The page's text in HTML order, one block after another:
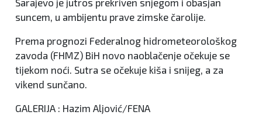
Sarajevo je jutros prekriven snjegom i obasjan
suncem, u ambijentu prave zimske čarolije.
Prema prognozi Federalnog hidrometeorološkog
zavoda (FHMZ) BiH novo naoblačenje očekuje se
tijekom noći. Sutra se očekuje kiša i snijeg, a za
vikend sunčano.
GALERIJA : Hazim Aljović/FENA